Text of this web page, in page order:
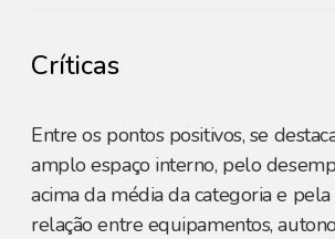
Críticas
Entre os pontos positivos, se
amplo espaço interno, pelo
acima da média da categoria e
relação entre equipamentos,